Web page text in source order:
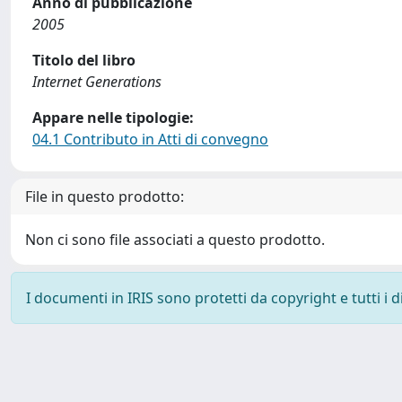
2005
Titolo del libro
Internet Generations
Appare nelle tipologie:
04.1 Contributo in Atti di convegno
File in questo prodotto:
Non ci sono file associati a questo prodotto.
I documenti in IRIS sono protetti da copyright e tutti i